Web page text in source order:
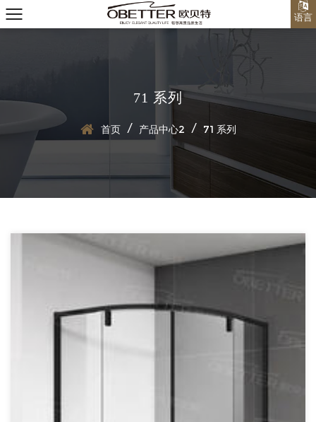
语言
71 系列
首页 / 产品中心2 / 71 系列